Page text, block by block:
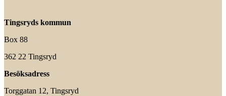
Tingsryds kommun
Box 88
362 22 Tingsryd
Besöksadress
Torggatan 12, Tingsryd